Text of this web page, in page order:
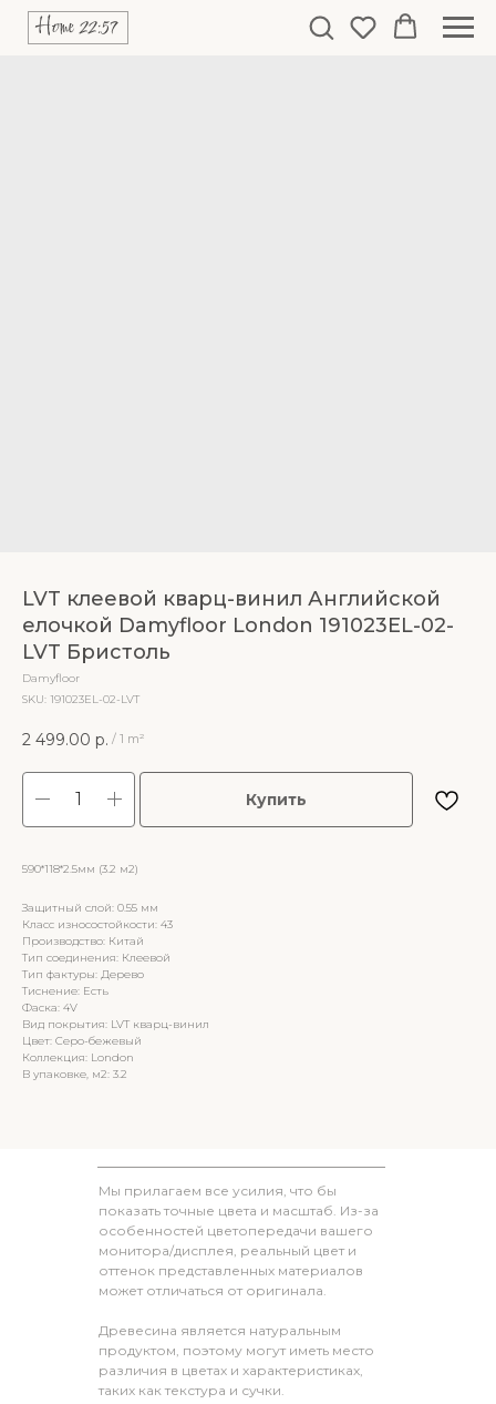
LVT клеевой кварц-винил Английской
елочкой Damyfloor London 191023EL-02-
LVT Бристоль
Damyfloor
SKU: 191023EL-02-LVT
2 499.00 р. / 1 m²
Купить
590*118*2.5мм (3.2 м2)
Защитный слой: 0.55 мм
Класс износостойкости: 43
Производство: Китай
Тип соединения: Клеевой
Тип фактуры: Дерево
Тиснение: Есть
Фаска: 4V
Вид покрытия: LVT кварц-винил
Цвет: Серо-бежевый
Коллекция: London
В упаковке, м2: 3.2
Мы прилагаем все усилия, что бы
показать точные цвета и масштаб. Из-за
особенностей цветопередачи вашего
монитора/дисплея, реальный цвет и
оттенок представленных материалов
может отличаться от оригинала.
Древесина является натуральным
продуктом, поэтому могут иметь место
различия в цветах и характеристиках,
таких как текстура и сучки.